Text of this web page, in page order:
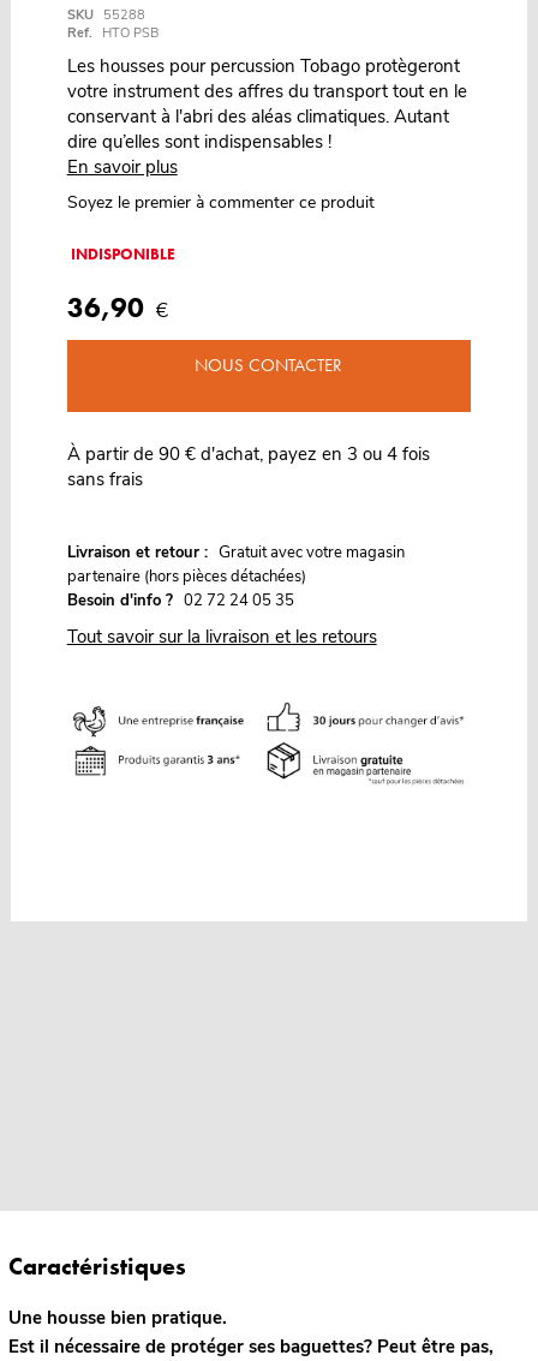
SKU
55288
Ref.
HTO PSB
Les housses pour percussion Tobago protègeront
votre instrument des affres du transport tout en le
conservant à l'abri des aléas climatiques. Autant
dire qu’elles sont indispensables !
En savoir plus
Soyez le premier à commenter ce produit
INDISPONIBLE
36,90 €
NOUS CONTACTER
À partir de 90 € d'achat, payez en 3 ou 4 fois
sans frais
Livraison et retour : Gratuit avec votre magasin
partenaire (hors pièces détachées)
Besoin d'info ? 02 72 24 05 35
Tout savoir sur la livraison et les retours
Caractéristiques
Une housse bien pratique.
Est il nécessaire de protéger ses baguettes? Peut être pas,